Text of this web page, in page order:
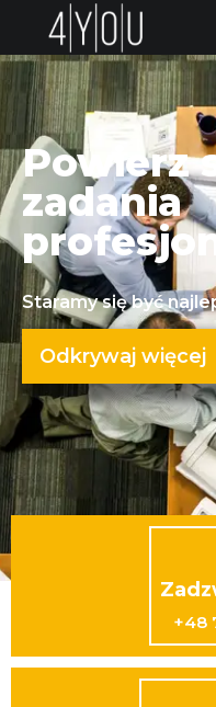
Powierz
zadania
Staramy się być
Odkrywaj więcej
+48